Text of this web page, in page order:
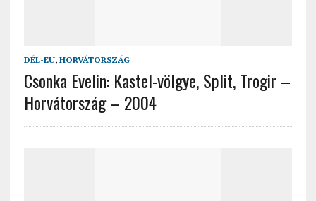
DÉL-EU, HORVÁTORSZÁG
Csonka Evelin: Kastel-völgye, Split, Trogir –
Horvátország – 2004